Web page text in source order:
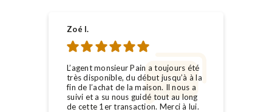
Zoé l.
L’agent monsieur Pain a toujours été
très disponible, du début jusqu’à à la
fin de l’achat de la maison. Il nous a
suivi et a su nous guidé tout au long
de cette 1er transaction. Merci à lui.